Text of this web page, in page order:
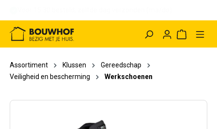
Assortiment Klussen
Gereedschap
Veiligheid en bescherming
Werkschoenen